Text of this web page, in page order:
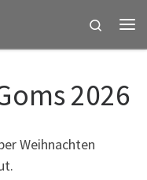
Search
2026
Weihnachten